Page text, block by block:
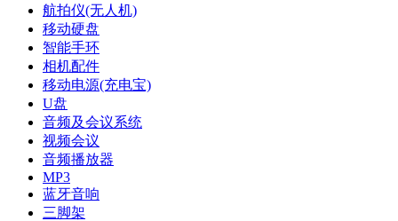
航拍仪(无人机)
移动硬盘
智能手环
相机配件
移动电源(充电宝)
U盘
音频及会议系统
视频会议
音频播放器
MP3
蓝牙音响
三脚架